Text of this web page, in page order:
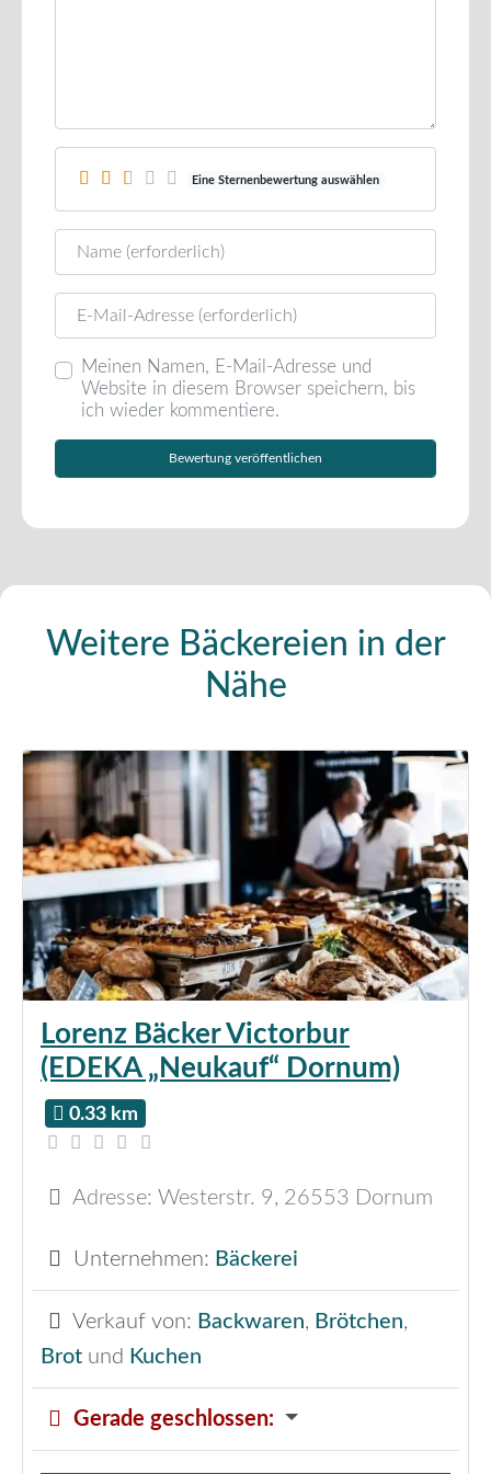
Eine Sternenbewertung auswählen
Name
E-Mail
Meinen Namen, E-Mail-Adresse und
Website in diesem Browser speichern, bis
ich wieder kommentiere.
Weitere Bäckereien in der
Nähe
Lorenz Bäcker Victorbur
(EDEKA „Neukauf“ Dornum)
0.33 km
Adresse: Westerstr. 9, 26553 Dornum
Unternehmen: Bäckerei
Verkauf von: Backwaren, Brötchen,
Brot und Kuchen
Gerade geschlossen: